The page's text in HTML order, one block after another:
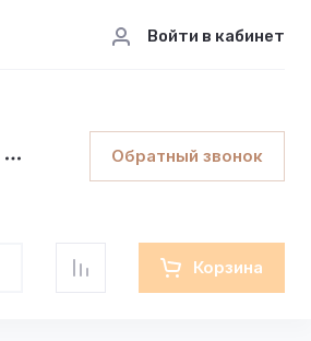
Войти в кабинет
Обратный звонок
Корзина